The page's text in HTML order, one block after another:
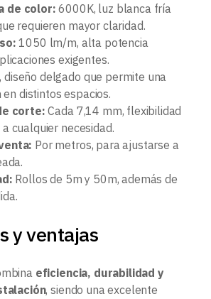
de color: 6000K, luz blanca fría
requieren mayor claridad.
1050 lm/m, alta potencia
exigentes.
diseño delgado que permite una
distintos espacios.
corte:Cada 7,14 mm, flexibilidad
cualquier necesidad.
Por metros, para ajustarse a
Rollos de 5m y 50m, además de
y ventajas
eficiencia, durabilidad y
, siendo una excelente